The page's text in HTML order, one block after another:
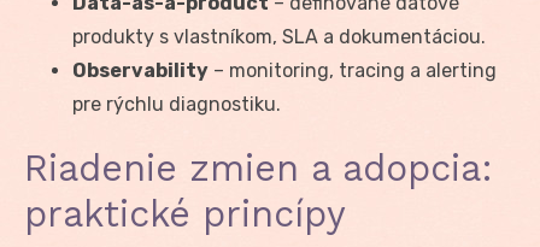
produkty s vlastníkom, SLA a dokumentáciou.
Observability – monitoring, tracing a alerting
pre rýchlu diagnostiku.
Riadenie zmien a adopcia:
praktické princípy